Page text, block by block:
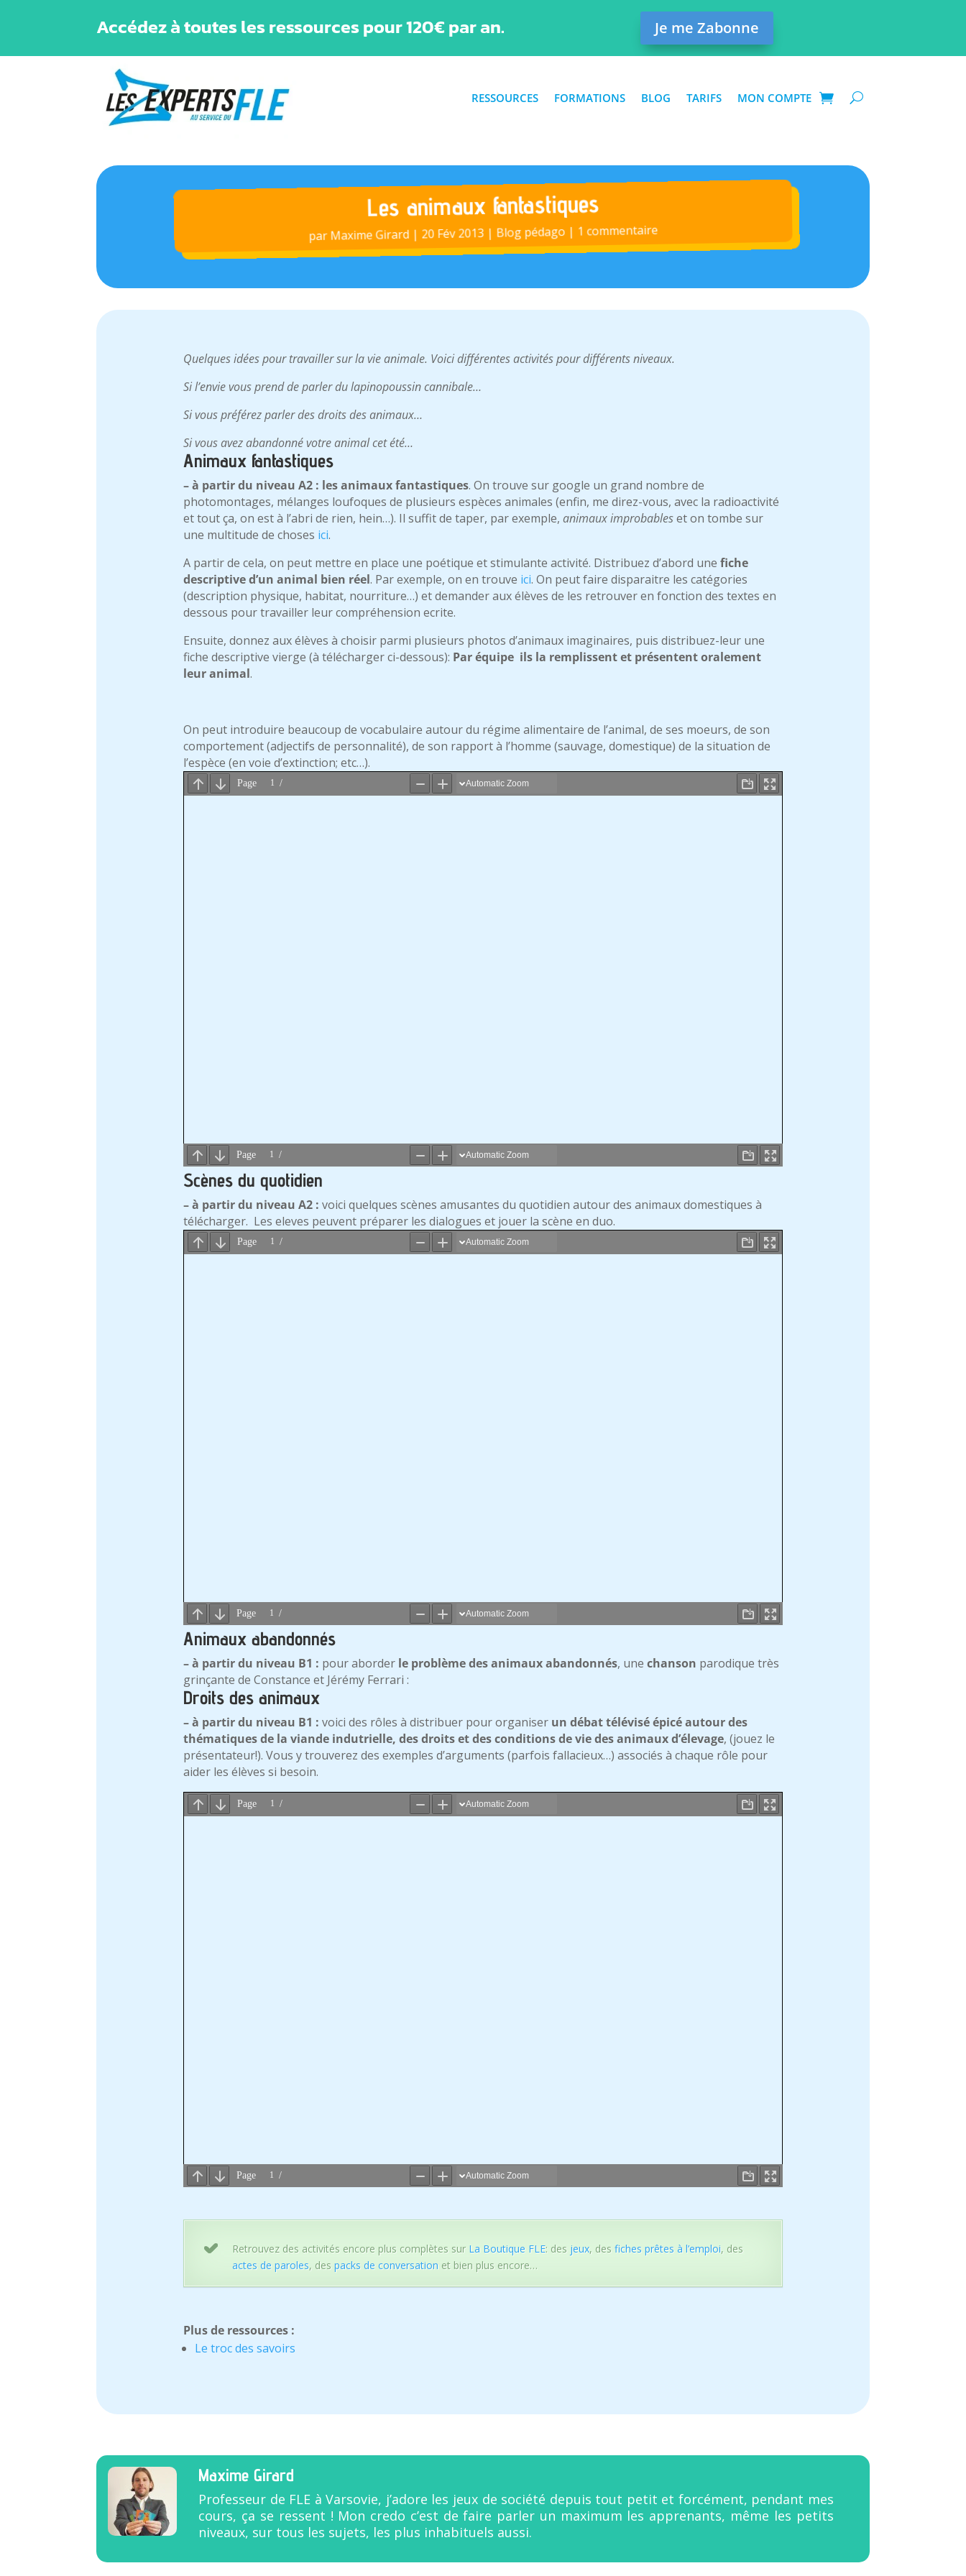
Accédez à toutes les ressources pour 120€ par an. Je me Zabonne
RESSOURCES FORMATIONS BLOG TARIFS MON COMPTE
Les animaux fantastiques
parMaxime Girard | 20 Fév 2013 | Blog pédago | 1 commentaire
Quelques idées pour travailler sur la vie animale. Voici différentes activités pour différents niveaux.
Si l’envie vous prend de parler du lapinopoussin cannibale…
Si vous préférez parler des droits des animaux…
Si vous avez abandonné votre animal cet été…
Animaux fantastiques
– à partir du niveau A2 : lesanimaux fantastiques. On trouve sur google un grand nombre de
photomontages, mélanges loufoques de plusieurs espèces animales (enfin, me direz-vous, avec la radioactivité
et tout ça, on est à l’abri de rien, hein…). Il suffit de taper, par exemple,animaux improbableset on tombe sur
une multitude de choses ici.
A partir de cela, on peut mettre en place une poétique et stimulante activité. Distribuez d’abord unefiche
descriptive d’un animal bien réel. Par exemple, on en trouve ici. On peut faire disparaitre les catégories
(description physique, habitat, nourriture…) et demander aux élèves de les retrouver en fonction des textes en
dessous pour travailler leur compréhension ecrite.
Ensuite, donnez aux élèves à choisir parmi plusieurs photos d’animaux imaginaires, puis distribuez-leur une
fiche descriptive vierge (à télécharger ci-dessous): Par équipe ils la remplissent et présentent oralement
leur animal.
On peut introduire beaucoup de vocabulaire autour du régime alimentaire de l’animal, de ses moeurs, de son
comportement (adjectifs de personnalité), de son rapport à l’homme (sauvage, domestique) de la situation de
l’espèce (en voie d’extinction; etc…).
Scènes du quotidien
– à partir du niveau A2 : voici quelques scènes amusantes du quotidien autour des animaux domestiques à
télécharger. Les eleves peuvent préparer les dialogues et jouer la scène en duo.
Animaux abandonnés
– à partir du niveau B1 : pour aborder le problème des animaux abandonnés, unechanson parodique très
grinçante de Constance et Jérémy Ferrari :
Droits des animaux
– à partir du niveau B1 : voici des rôles à distribuer pour organiser un débat télévisé épicé autour des
thématiques de la viande indutrielle, des droits et des conditions de vie des animaux d’élevage, (jouez le
présentateur!). Vous y trouverez des exemples d’arguments (parfois fallacieux…) associés à chaque rôle pour
aider les élèves si besoin.
Retrouvez des activités encore plus complètes sur La Boutique FLE: des jeux, desfiches prêtes à l’emploi, des
actes de paroles, despacks de conversation et bien plus encore…
Plus de ressources :
Le troc des savoirs
Maxime Girard
Professeur de FLE à Varsovie, j’adore les jeux de société depuis tout petit et forcément, pendant mes
cours, ça se ressent ! Mon credo c’est de faire parler un maximum les apprenants, même les petits
niveaux, sur tous les sujets, les plus inhabituels aussi.